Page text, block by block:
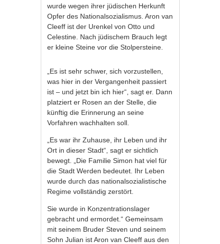
wurde wegen ihrer jüdischen Herkunft
Opfer des Nationalsozialismus. Aron van
Cleeff ist der Urenkel von Otto und
Celestine. Nach jüdischem Brauch legt
er kleine Steine vor die Stolpersteine.
„Es ist sehr schwer, sich vorzustellen,
was hier in der Vergangenheit passiert
ist – und jetzt bin ich hier“, sagt er. Dann
platziert er Rosen an der Stelle, die
künftig die Erinnerung an seine
Vorfahren wachhalten soll.
„Es war ihr Zuhause, ihr Leben und ihr
Ort in dieser Stadt“, sagt er sichtlich
bewegt. „Die Familie Simon hat viel für
die Stadt Werden bedeutet. Ihr Leben
wurde durch das nationalsozialistische
Regime vollständig zerstört.
Sie wurde in Konzentrationslager
gebracht und ermordet.“ Gemeinsam
mit seinem Bruder Steven und seinem
Sohn Julian ist Aron van Cleeff aus den